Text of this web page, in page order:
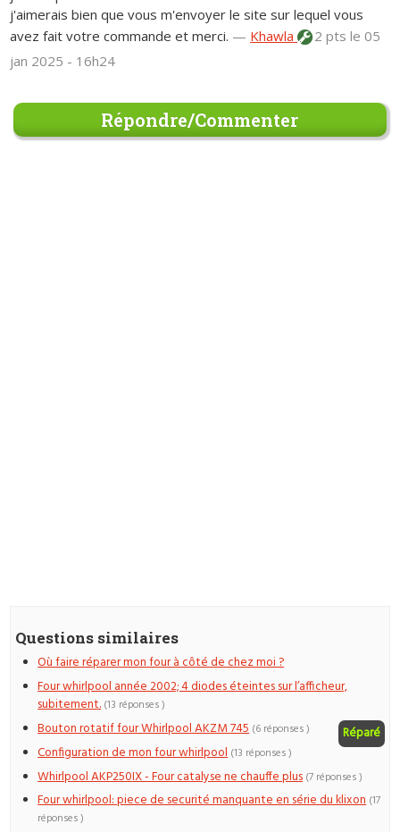
j'aimerais bien que vous m'envoyer le site sur lequel vous
avez fait votre commande et merci. — Khawla 2 ptsle 05
jan 2025 - 16h24
Répondre/Commenter
Questions similaires
Où faire réparer mon four à côté de chez moi ?
Four whirlpool année 2002; 4 diodes éteintes sur l’afficheur,
subitement. (13 réponses )
Bouton rotatif four Whirlpool AKZM 745 Réparé
(6 réponses )
Configuration de mon four whirlpool (13 réponses )
Whirlpool AKP250IX - Four catalyse ne chauffe plus (7 réponses )
Four whirlpool: piece de securité manquante en série du klixon (17
réponses )